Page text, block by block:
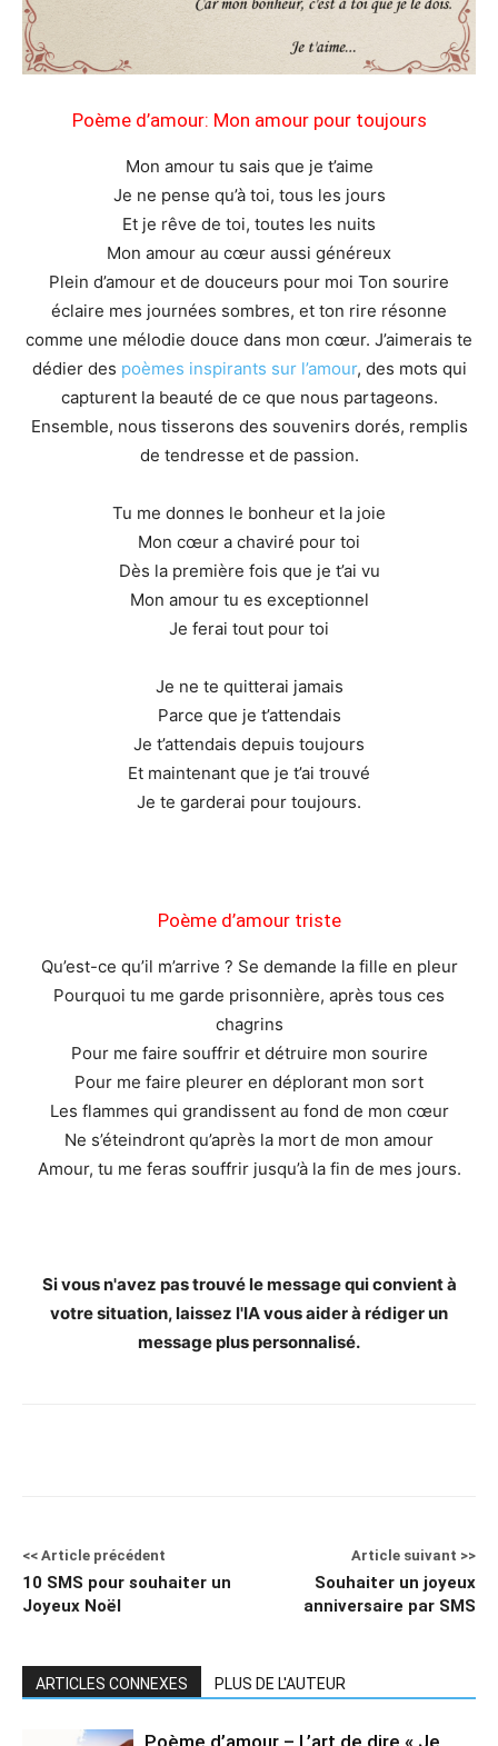
Poème d’amour: Mon amour pour toujours
Mon amour tu sais que je t’aime
Je ne pense qu’à toi, tous les jours
Et je rêve de toi, toutes les nuits
Mon amour au cœur aussi généreux
Plein d’amour et de douceurs pour moi Ton sourire
éclaire mes journées sombres, et ton rire résonne
comme une mélodie douce dans mon cœur. J’aimerais te
dédier des poèmes inspirants sur l’amour, des mots qui
capturent la beauté de ce que nous partageons.
Ensemble, nous tisserons des souvenirs dorés, remplis
de tendresse et de passion.
Tu me donnes le bonheur et la joie
Mon cœur a chaviré pour toi
Dès la première fois que je t’ai vu
Mon amour tu es exceptionnel
Je ferai tout pour toi
Je ne te quitterai jamais
Parce que je t’attendais
Je t’attendais depuis toujours
Et maintenant que je t’ai trouvé
Je te garderai pour toujours.
Poème d’amour triste
Qu’est-ce qu’il m’arrive ? Se demande la fille en pleur
Pourquoi tu me garde prisonnière, après tous ces
chagrins
Pour me faire souffrir et détruire mon sourire
Pour me faire pleurer en déplorant mon sort
Les flammes qui grandissent au fond de mon cœur
Ne s’éteindront qu’après la mort de mon amour
Amour, tu me feras souffrir jusqu’à la fin de mes jours.
Si vous n'avez pas trouvé le message qui convient à
votre situation, laissez l'IA vous aider à rédiger un
message plus personnalisé.
<< Article précédent
10 SMS pour souhaiter un
Joyeux Noël
Article suivant >>
Souhaiter un joyeux
anniversaire par SMS
ARTICLES CONNEXES PLUS DE L'AUTEUR
Poème d’amour – L’art de dire « Je